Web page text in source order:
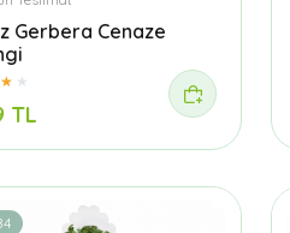
Gerbera Cenaze
TL